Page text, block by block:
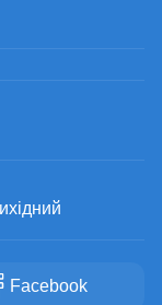
Facebook